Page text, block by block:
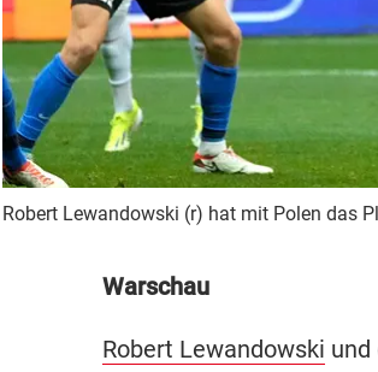
Robert Lewandowski (r) hat mit Polen das
Warschau
Robert Lewandowski